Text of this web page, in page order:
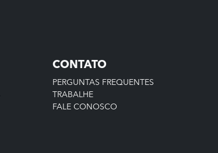
CONTATO
PERGUNTAS FREQUENTES
TRABALHE
FALE CONOSCO